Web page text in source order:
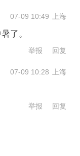
堪的纳维
全球有记录
同月平均值
07-09 10:49 上海
了。
举报 回复
07-09 10:28 上海
举报 回复